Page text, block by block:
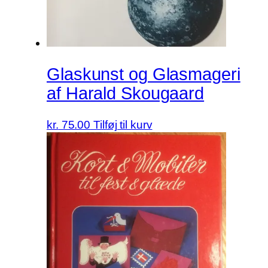
Glaskunst og Glasmageri
af Harald Skougaard
kr. 75.00 Tilføj til kurv